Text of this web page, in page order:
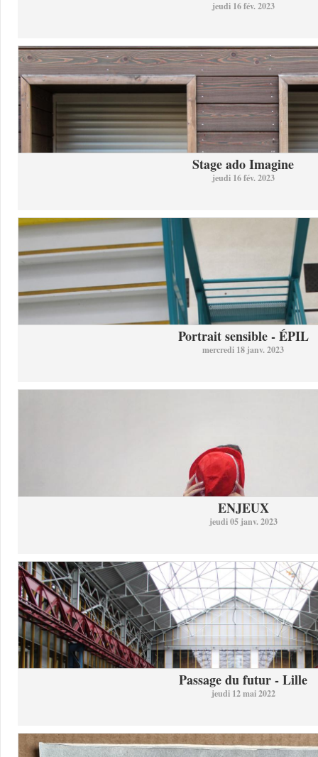
jeudi 16 fév. 2023
Stage ado Imagine
jeudi 16 fév. 2023
Portrait sensible - ÉPIL
mercredi 18 janv. 2023
ENJEUX
jeudi 05 janv. 2023
Passage du futur - Lille
jeudi 12 mai 2022